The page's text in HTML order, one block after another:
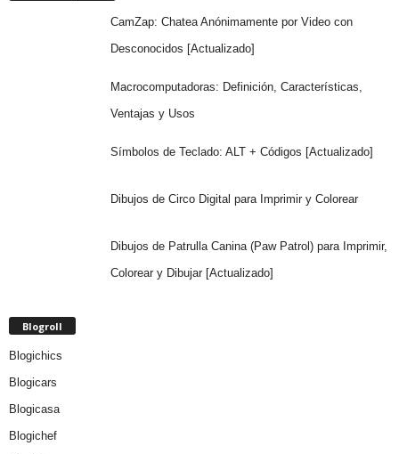
CamZap: Chatea Anónimamente por Video con
Desconocidos [Actualizado]
Macrocomputadoras: Definición, Características,
Ventajas y Usos
Símbolos de Teclado: ALT + Códigos [Actualizado]
Dibujos de Circo Digital para Imprimir y Colorear
Dibujos de Patrulla Canina (Paw Patrol) para Imprimir,
Colorear y Dibujar [Actualizado]
Blogroll
Blogichics
Blogicars
Blogicasa
Blogichef